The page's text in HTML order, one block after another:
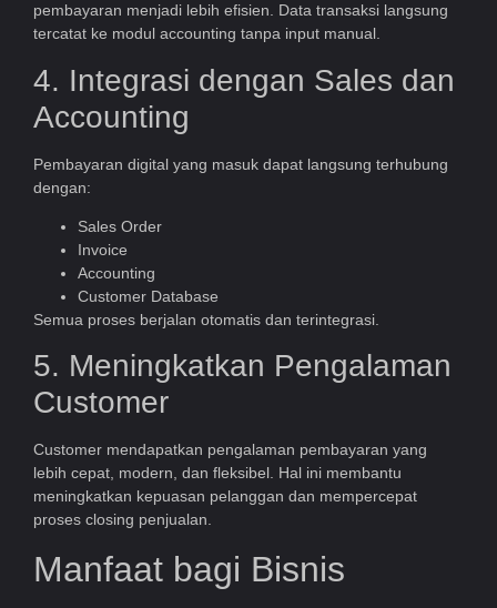
pembayaran menjadi lebih efisien. Data transaksi langsung
tercatat ke modul accounting tanpa input manual.
4. Integrasi dengan Sales dan
Accounting
Pembayaran digital yang masuk dapat langsung terhubung
dengan:
Sales Order
Invoice
Accounting
Customer Database
Semua proses berjalan otomatis dan terintegrasi.
5. Meningkatkan Pengalaman
Customer
Customer mendapatkan pengalaman pembayaran yang
lebih cepat, modern, dan fleksibel. Hal ini membantu
meningkatkan kepuasan pelanggan dan mempercepat
proses closing penjualan.
Manfaat bagi Bisnis